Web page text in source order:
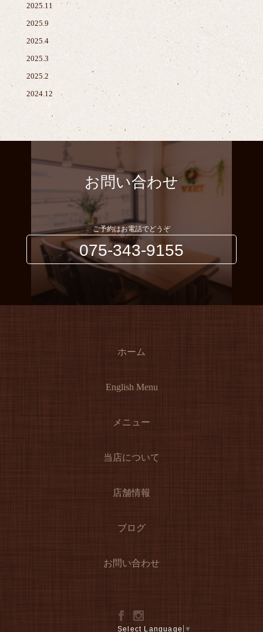
2025.11
2025.9
2025.4
2025.3
2025.2
2024.12
お問い合わせ
ご予約はお電話でどうぞ
075-343-9155
ホーム
English Menu
メニュー
当店について
店舗情報
ブログ
お問い合わせ
Select Language ▼